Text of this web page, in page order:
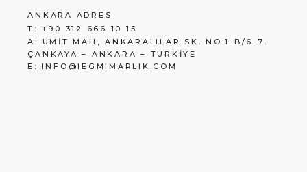
ANKARA ADRES
T: +90 312 666 10 15
A: ÜMİT MAH, ANKARALILAR SK. NO:1-B/6-7,
ÇANKAYA – ANKARA – TURKİYE
E: INFO@IEGMIMARLIK.COM